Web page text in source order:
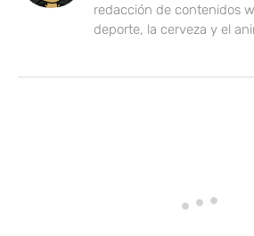
redacción de contenidos
deporte, la cerveza y el